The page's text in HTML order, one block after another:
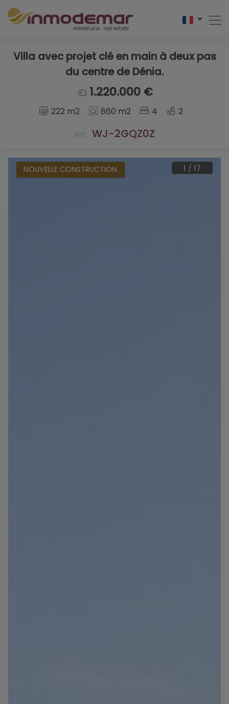
Villa avec projet clé en main à deux pas
du centre de Dénia.
1.220.000 €
222 m2 860 m2 4 2
Ref. WJ-2GQZ0Z
NOUVELLE CONSTRUCTION 1 / 17